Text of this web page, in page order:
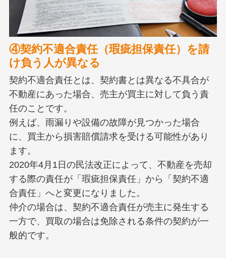
④契約不適合責任（瑕疵担保責任）を請
け負う人が異なる
契約不適合責任とは、契約書とは異なる不具合が
不動産にあった場合、売主が買主に対して負う責
任のことです。
例えば、雨漏りや設備の故障が見つかった場合
に、買主から損害賠償請求を受ける可能性があり
ます。
2020年4月1日の民法改正によって、不動産を売却
する際の責任が「瑕疵担保責任」から「契約不適
合責任」へと変更になりました。
仲介の場合は、契約不適合責任が売主に発生する
一方で、買取の場合は免除される条件の契約が一
般的です。